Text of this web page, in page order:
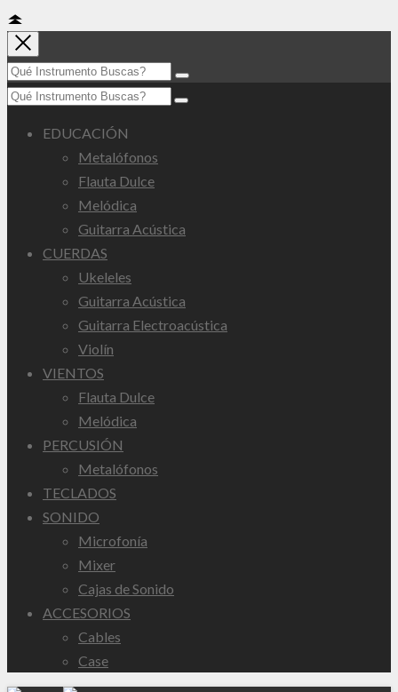
EDUCACIÓN
Metalófonos
Flauta Dulce
Melódica
Guitarra Acústica
CUERDAS
Ukeleles
Guitarra Acústica
Guitarra Electroacústica
Violín
VIENTOS
Flauta Dulce
Melódica
PERCUSIÓN
Metalófonos
TECLADOS
SONIDO
Microfonía
Mixer
Cajas de Sonido
ACCESORIOS
Cables
Case